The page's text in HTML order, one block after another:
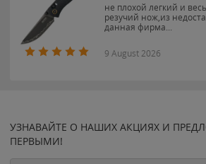
не плохой легкий и
резучий нож,из
данная фирма...
9 August 2026
УЗНАВАЙТЕ О НАШИХ АКЦИЯХ И
ПЕРВЫМИ!